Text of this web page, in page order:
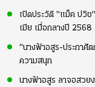
เปิดประวัติ "แม็ค ปวิช
เมีย เมื่อกลางปี 2568
"นางฟ้าอสูร-ประกาศิ
ความสนุก
นางฟ้าอสูร ลาจอสว